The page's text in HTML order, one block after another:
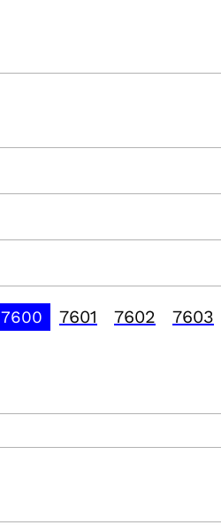
7600 7601 7602 7603